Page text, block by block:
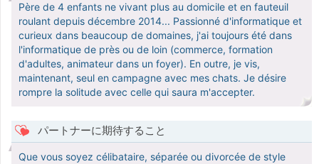
Père de 4 enfants ne vivant plus au domicile et en fauteuil
roulant depuis décembre 2014... Passionné d'informatique et
curieux dans beaucoup de domaines, j'ai toujours été dans
l'informatique de près ou de loin (commerce, formation
d'adultes, animateur dans un foyer). En outre, je vis,
maintenant, seul en campagne avec mes chats. Je désire
rompre la solitude avec celle qui saura m'accepter.
パートナーに期待すること
Que vous soyez célibataire, séparée ou divorcée de style